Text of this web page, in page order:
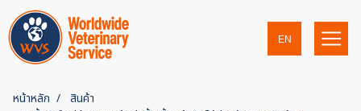
EN
หน้าหลัก
สินค้า